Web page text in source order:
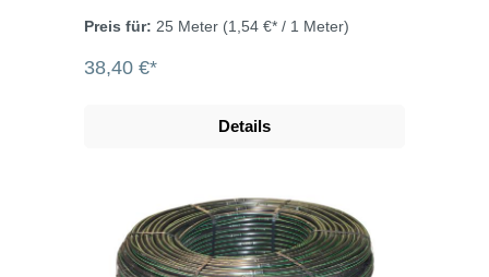
Preis für: 25 Meter (1,54 €* / 1 Meter)
38,40 €*
Details